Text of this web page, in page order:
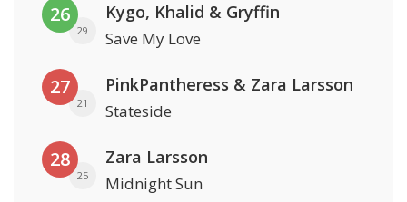
26
29
Kygo, Khalid & Gryffin
Save My Love
27
21
PinkPantheress & Zara Larsson
Stateside
28
25
Zara Larsson
Midnight Sun